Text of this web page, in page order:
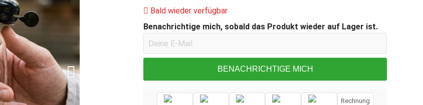
Bald wieder verfügbar
Benachrichtige mich, sobald das Produkt wieder auf Lager ist.
BENACHRICHTIGE MICH
Rechnung